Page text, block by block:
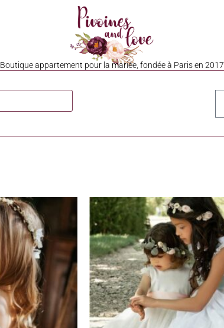
Boutique appartement pour la mariée, fondée à Paris en 2017